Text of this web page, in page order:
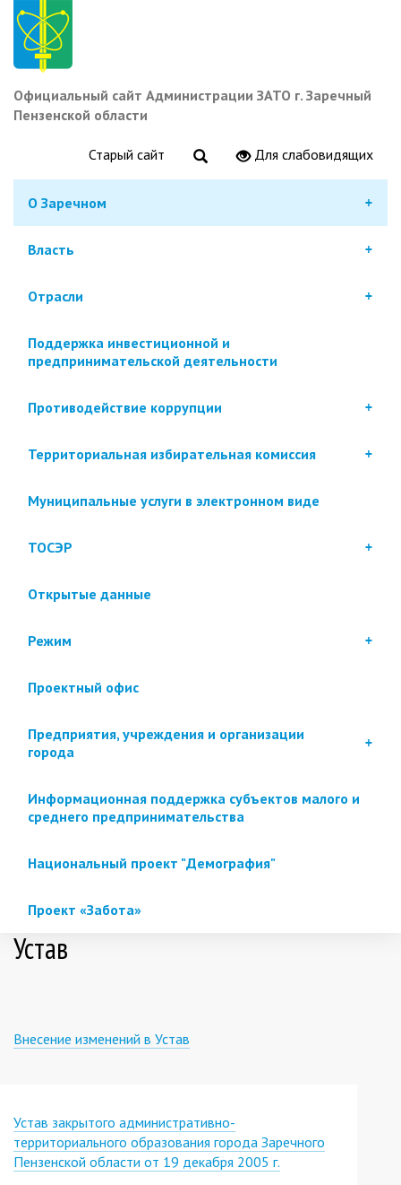
Перейти
основному
содержанию
Официальный сайт Администрации ЗАТО г. Заречный
Пензенской области
Старый сайт Для слабовидящих
О Заречном
Власть
Отрасли
Поддержка инвестиционной и
предпринимательской деятельности
Противодействие коррупции
Территориальная избирательная комиссия
Муниципальные услуги в электронном виде
ТОСЭР
Открытые данные
Режим
Проектный офис
Предприятия, учреждения и организации
города
Информационная поддержка субъектов малого и
среднего предпринимательства
Национальный проект "Демография"
Проект «Забота»
Устав
Внесение изменений в Устав
Устав закрытого административно-
территориального образования города Заречного
Пензенской области от 19 декабря 2005 г.